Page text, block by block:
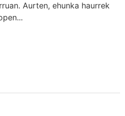
Aurten, ehunka haurrek